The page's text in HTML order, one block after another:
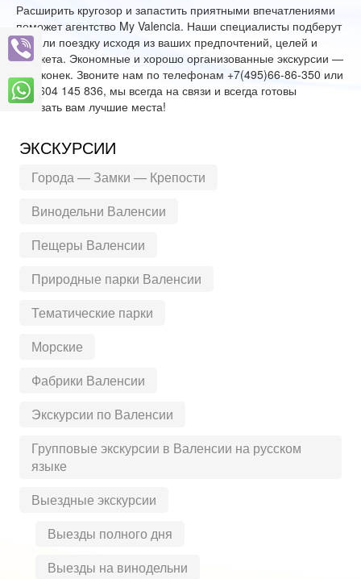
Расширить кругозор и запастить приятными впечатлениями
поможет агентство My Valencia. Наши специалисты подберут
тур или поездку исходя из ваших предпочтений, целей и
бюджета. Экономные и хорошо организованные экскурсии —
наш конек. Звоните нам по телефонам +7(495)66-86-350 или
+34 604 145 836, мы всегда на связи и всегда готовы
показать вам лучшие места!
ЭКСКУРСИИ
Города — Замки — Крепости
Винодельни Валенсии
Пещеры Валенсии
Природные парки Валенсии
Тематические парки
Морские
Фабрики Валенсии
Экскурсии по Валенсии
Групповые экскурсии в Валенсии на русском
языке
Выездные экскурсии
Выезды полного дня
Выезды на винодельни